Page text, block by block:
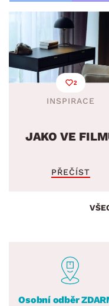
2
INSPIRACE
JAKO VE
PŘEČÍST
Osobní odběr